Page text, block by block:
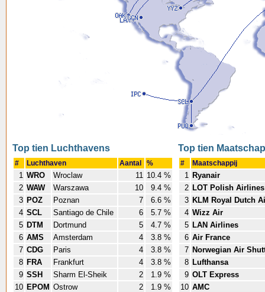
Top tien Luchthavens
# Luchthaven Aantal %
1 WRO Wroclaw 11 10.4 %
2 WAW Warszawa 10
9.4 %
3 POZ Poznan 7
6.6 %
4 SCL Santiago de Chile 6
5.7 %
5 DTM Dortmund 5
4.7 %
6 AMS Amsterdam 4
3.8 %
7 CDG Paris 4
3.8 %
8 FRA Frankfurt 4
3.8 %
9 SSH Sharm El-Sheik 2
1.9 %
10 EPOM Ostrow 2 1.9 %
Top tien
# Maatschappij
1 Ryanair
2 LOT Polish Airlines
3 KLM Royal Dutch
4 Wizz Air
5 LAN Airlines
6 Air France
7 Norwegian Air
8 Lufthansa
9 OLT Express
10 AMC